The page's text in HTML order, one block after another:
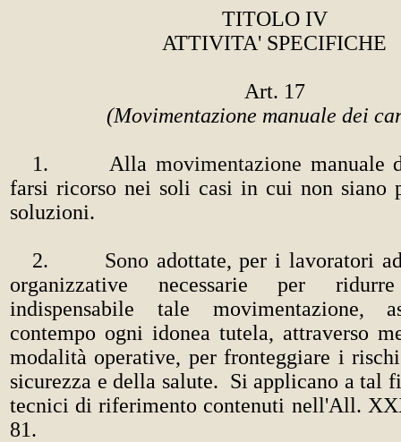
TITOLO IV
ATTIVITA' SPECIFICHE
Art. 17
(Movimentazione manuale dei
1. Alla movimentazione manuale
farsi ricorso nei soli casi in cui non siano
soluzioni.
2. Sono adottate, per i lavoratori
organizzative necessarie per
indispensabile tale movimentazione,
contempo ogni idonea tutela, attraverso
modalità operative, per fronteggiare i
sicurezza e della salute. Si applicano a tal
tecnici di riferimento contenuti nell'All.
81.